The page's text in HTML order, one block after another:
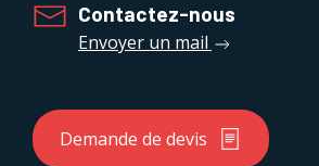
Contactez-nous
Envoyer un mail
Demande de devis